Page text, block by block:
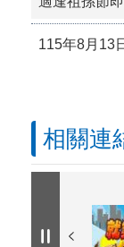
相關連